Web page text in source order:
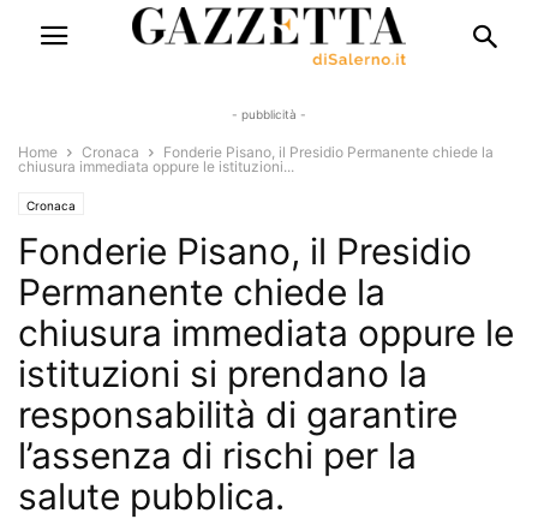
- pubblicità -
Home Cronaca
Fonderie Pisano, il Presidio Permanente chiede la
chiusura immediata oppure le istituzioni...
Cronaca
Fonderie Pisano, il Presidio
Permanente chiede la
chiusura immediata oppure le
istituzioni si prendano la
responsabilità di garantire
l’assenza di rischi per la
salute pubblica.